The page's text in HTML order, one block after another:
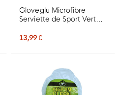
Gloveglu Microfibre
Serviette de Sport Vert
13,99 €